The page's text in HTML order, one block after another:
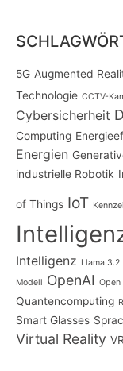
5G Augmented
Technologie CCTV-
Cybersicherheit
Computing
Energien
industrielle Robotik
of Things IoT
Intelligenz Llama 3.2
Modell OpenAI Open
Quantencomputing
Smart Glasses
Virtual Reality VR